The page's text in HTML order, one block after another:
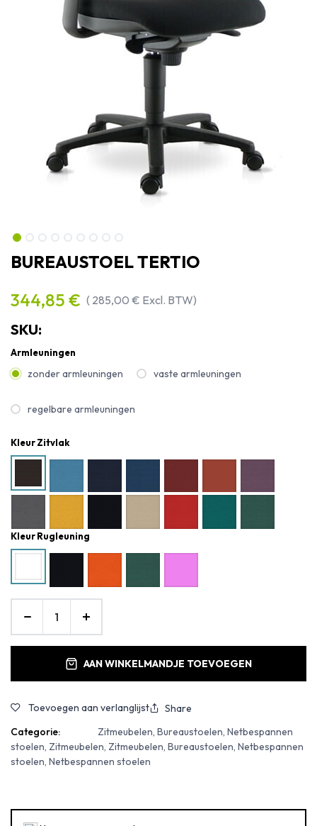
BUREAUSTOEL TERTIO
344,85 € ( 285,00 € Excl. BTW)
SKU:
Armleuningen
zonder armleuningen vaste armleuningen
regelbare armleuningen
Kleur Zitvlak
Kleur Rugleuning
AAN WINKELMANDJE TOEVOEGEN
Toevoegen aan verlanglijst
Share
Categorie:
Zitmeubelen, Bureaustoelen, Netbespannen
stoelen, Zitmeubelen, Zitmeubelen, Bureaustoelen, Netbespannen
stoelen, Netbespannen stoelen